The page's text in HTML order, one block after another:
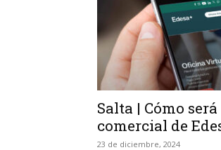
Salta | Cómo
comercial de
23 de diciembre, 2024